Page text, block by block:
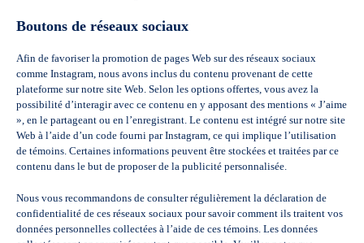
Boutons de réseaux sociaux
Afin de favoriser la promotion de pages Web sur des réseaux sociaux
comme Instagram, nous avons inclus du contenu provenant de cette
plateforme sur notre site Web. Selon les options offertes, vous avez la
possibilité d’interagir avec ce contenu en y apposant des mentions « J’aime
», en le partageant ou en l’enregistrant. Le contenu est intégré sur notre site
Web à l’aide d’un code fourni par Instagram, ce qui implique l’utilisation
de témoins. Certaines informations peuvent être stockées et traitées par ce
contenu dans le but de proposer de la publicité personnalisée.
Nous vous recommandons de consulter régulièrement la déclaration de
confidentialité de ces réseaux sociaux pour savoir comment ils traitent vos
données personnelles collectées à l’aide de ces témoins. Les données